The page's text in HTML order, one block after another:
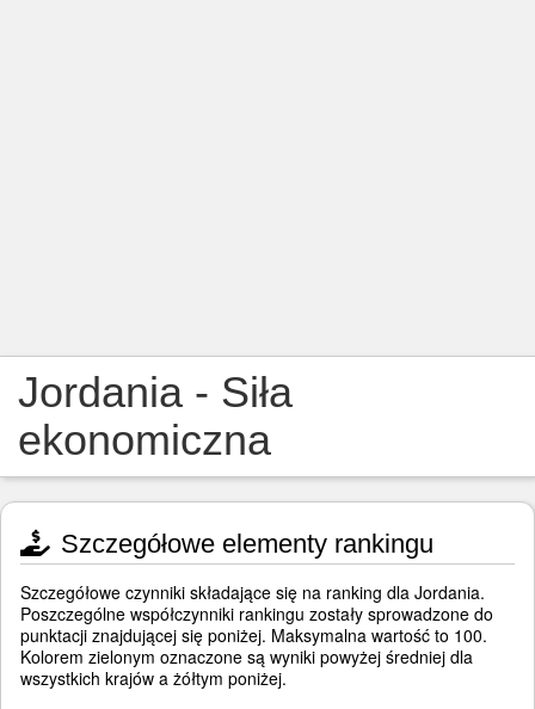
Jordania - Siła
ekonomiczna
Szczegółowe elementy rankingu
Szczegółowe czynniki składające się na ranking dla Jordania.
Poszczególne współczynniki rankingu zostały sprowadzone do
punktacji znajdującej się poniżej. Maksymalna wartość to 100.
Kolorem zielonym oznaczone są wyniki powyżej średniej dla
wszystkich krajów a żółtym poniżej.